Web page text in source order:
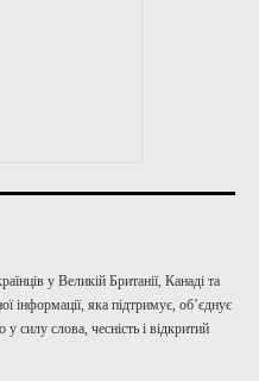
у Великій Британії, Канаді та
яка підтримує, об’єднує
силу слова, чесність і відкритий